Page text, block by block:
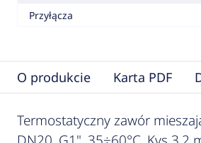
Przyłącza
O produkcie Karta PDF
Termostatyczny zawór